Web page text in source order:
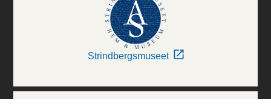
Strindbergsmuseet